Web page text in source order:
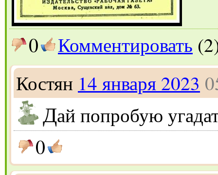
0 Комментировать
Костян 14 января 2023
Дай попробую
0